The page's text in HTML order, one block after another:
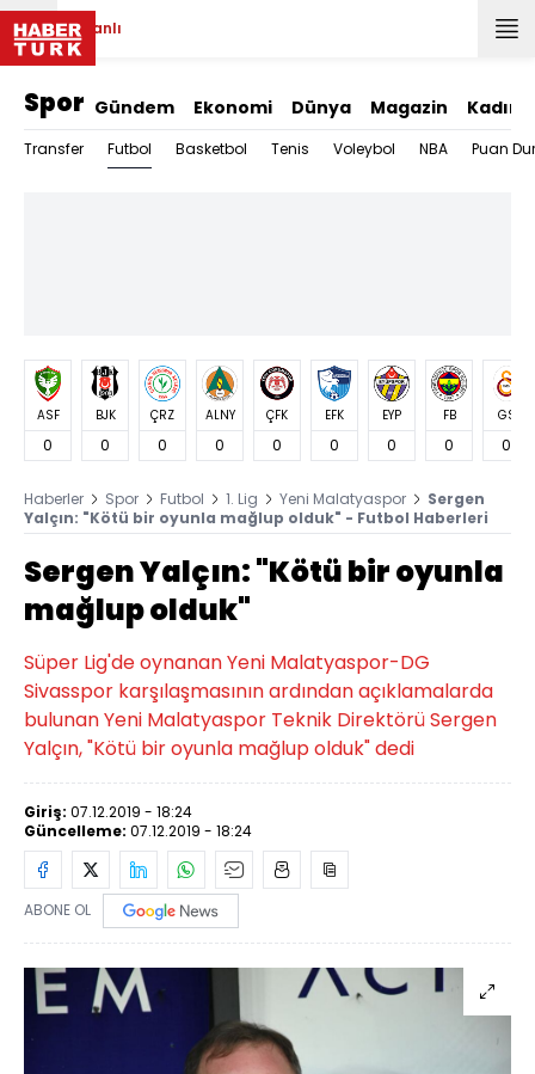
Canlı
Spor Gündem Ekonomi Dünya Magazin Kadın
Transfer Futbol Basketbol Tenis Voleybol NBA Puan
ASF
0
BJK
0
ÇRZ
0
ALNY
0
ÇFK
0
EFK
0
EYP
0
FB
0
GS
0
Haberler Spor Futbol 1. Lig Yeni Malatyaspor
Sergen
Yalçın: "Kötü bir oyunla mağlup olduk" - Futbol Haberleri
Sergen Yalçın: "Kötü bir oyunla
mağlup olduk"
Süper Lig'de oynanan Yeni Malatyaspor-DG
Sivasspor karşılaşmasının ardından açıklamalarda
bulunan Yeni Malatyaspor Teknik Direktörü Sergen
Yalçın, "Kötü bir oyunla mağlup olduk" dedi
Giriş: 07.12.2019 - 18:24
Güncelleme: 07.12.2019 - 18:24
ABONE OL